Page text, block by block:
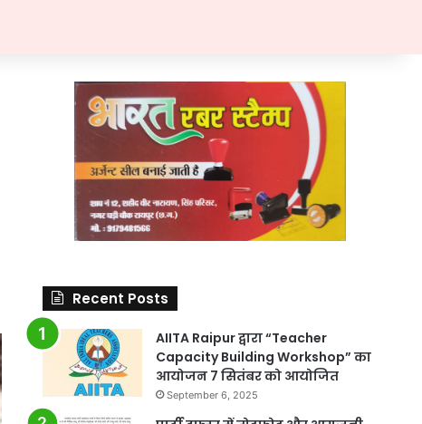
Recent Posts
AIITA Raipur द्वारा “Teacher
Capacity Building Workshop” का
आयोजन 7 सितंबर को आयोजित
September 6, 2025